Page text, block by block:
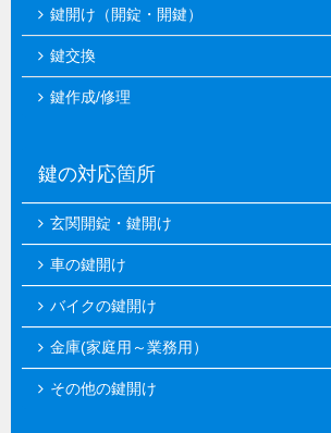
鍵開け（開錠・開鍵）
鍵交換
鍵作成/修理
鍵の対応箇所
玄関開錠・鍵開け
車の鍵開け
バイクの鍵開け
金庫(家庭用～業務用）
その他の鍵開け